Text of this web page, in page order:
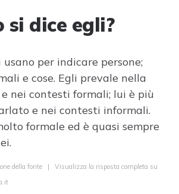
si dice egli?
usano per indicare persone;
e cose. Egli prevale nella
nei contesti formali; lui è più
e nei contesti informali.
formale ed è quasi sempre
della fonte | Visualizza la risposta completa su